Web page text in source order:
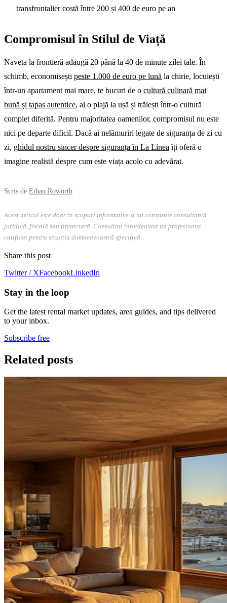
transfrontalier costă între 200 și 400 de euro pe an
Compromisul în Stilul de Viață
Naveta la frontieră adaugă 20 până la 40 de minute zilei tale. În
schimb, economisești peste 1.000 de euro pe lună la chirie, locuiești
într-un apartament mai mare, te bucuri de o cultură culinară mai
bună și tapas autentice, ai o plajă la ușă și trăiești într-o cultură
complet diferită. Pentru majoritatea oamenilor, compromisul nu este
nici pe departe dificil. Dacă ai nelămuriri legate de siguranța de zi cu
zi, ghidul nostru sincer despre siguranța în La Línea îți oferă o
imagine realistă despre cum este viața acolo cu adevărat.
Scris de Ethan Roworth
Acest articol este doar în scopuri informative și nu constituie consultanță
juridică, fiscală sau financiară. Consultați întotdeauna un profesionist
calificat pentru situația dumneavoastră specifică.
Share this post
Twitter / XFacebookLinkedIn
Stay in the loop
Get the latest rental market updates, area guides, and tips delivered
to your inbox.
Subscribe free
Related posts